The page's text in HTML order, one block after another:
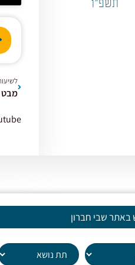
תשפ"ו
נגן